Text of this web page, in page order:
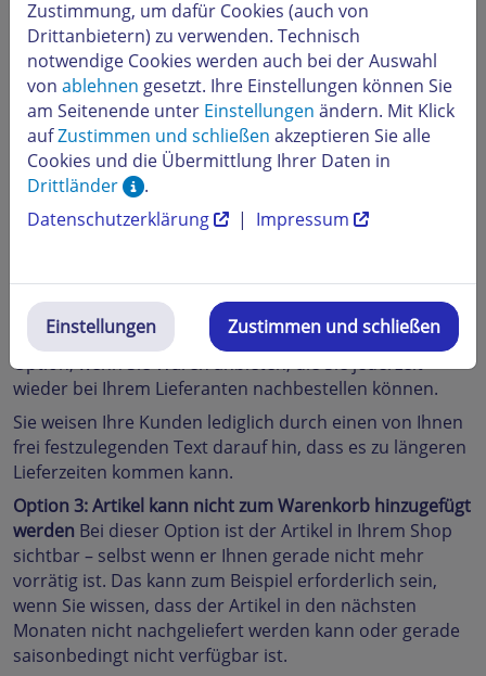
bei allen Produkten, bei denen Sie Werte für den
Lagerbestand eingetragen haben.
Worin unterscheiden sich die vier
Optionen der Lagerverwaltung?
Alle Optionen helfen Ihnen, die Übersicht über die
Bestände Ihrer Artikel zu behalten.
Option 1: Artikel bleibt ohne Einschränkung verfügbar
Hier wird der Bestellprozess in keiner Weise verändert,
berücksichtigt. Alle Prozesse laufen, als wäre das
Produkt vorhanden.
Option 2: Hinweis auf längere LieferzeitNutzen Sie diese
Option, wenn Sie Waren anbieten, die Sie jederzeit
wieder bei Ihrem Lieferanten nachbestellen können.
Sie weisen Ihre Kunden lediglich durch einen von Ihnen
frei festzulegenden Text darauf hin, dass es zu längeren
Lieferzeiten kommen kann.
Option 3: Artikel kann nicht zum Warenkorb hinzugefügt
werden Bei dieser Option ist der Artikel in Ihrem Shop
sichtbar – selbst wenn er Ihnen gerade nicht mehr
vorrätig ist. Das kann zum Beispiel erforderlich sein,
wenn Sie wissen, dass der Artikel in den nächsten
Monaten nicht nachgeliefert werden kann oder gerade
saisonbedingt nicht verfügbar ist.
Zustimmung, um dafür Cookies (auch von
Drittanbietern) zu verwenden. Technisch
notwendige Cookies werden auch bei der Auswahl
von ablehnen gesetzt. Ihre Einstellungen können Sie
am Seitenende unter Einstellungen ändern. Mit Klick
aufZustimmen und schließen akzeptieren Sie alle
Cookies und die Übermittlung Ihrer Daten in
Drittländer
.
Datenschutzerklärung
| Impressum
Einstellungen Zustimmen und schließen